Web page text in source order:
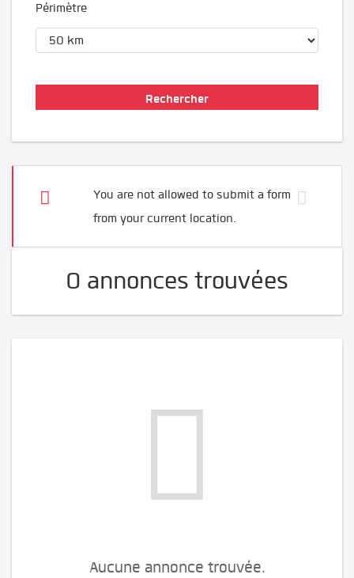
Périmètre
You are not allowed to submit a form
from your current location.
0 annonces trouvées
Aucune annonce trouvée.